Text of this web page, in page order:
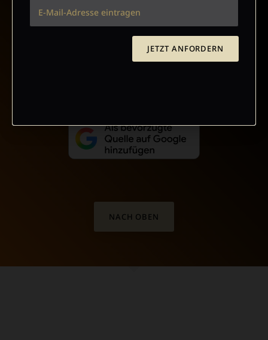
VERTRAG WIDERRUFEN
ABO ONLINE KÜNDIGEN
NACH OBEN
JETZT ANFORDERN